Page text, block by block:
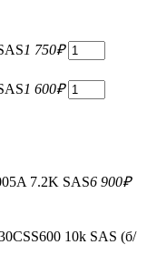
1 750₽
1 600₽
7.2K SAS6 900₽
10k SAS (б/